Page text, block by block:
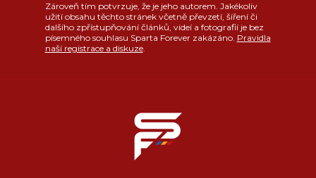
Zároveň tím potvrzuje, že je jeho autorem. Jakékoliv
užití obsahu těchto stránek včetně převzetí, šíření či
dalšího zpřístupňování článků, videí a fotografií je bez
písemného souhlasu Sparta Forever zakázáno. Pravidla
naší registrace a diskuze.